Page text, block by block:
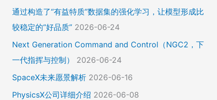
通过构造了“有益特质”数据集的强化学习，让模型形成比
较稳定的“好品质” 2026-06-24
Next Generation Command and Control（NGC2，下
一代指挥与控制）
2026-06-24
SpaceX未来愿景解析 2026-06-16
PhysicsX公司详细介绍 2026-06-08